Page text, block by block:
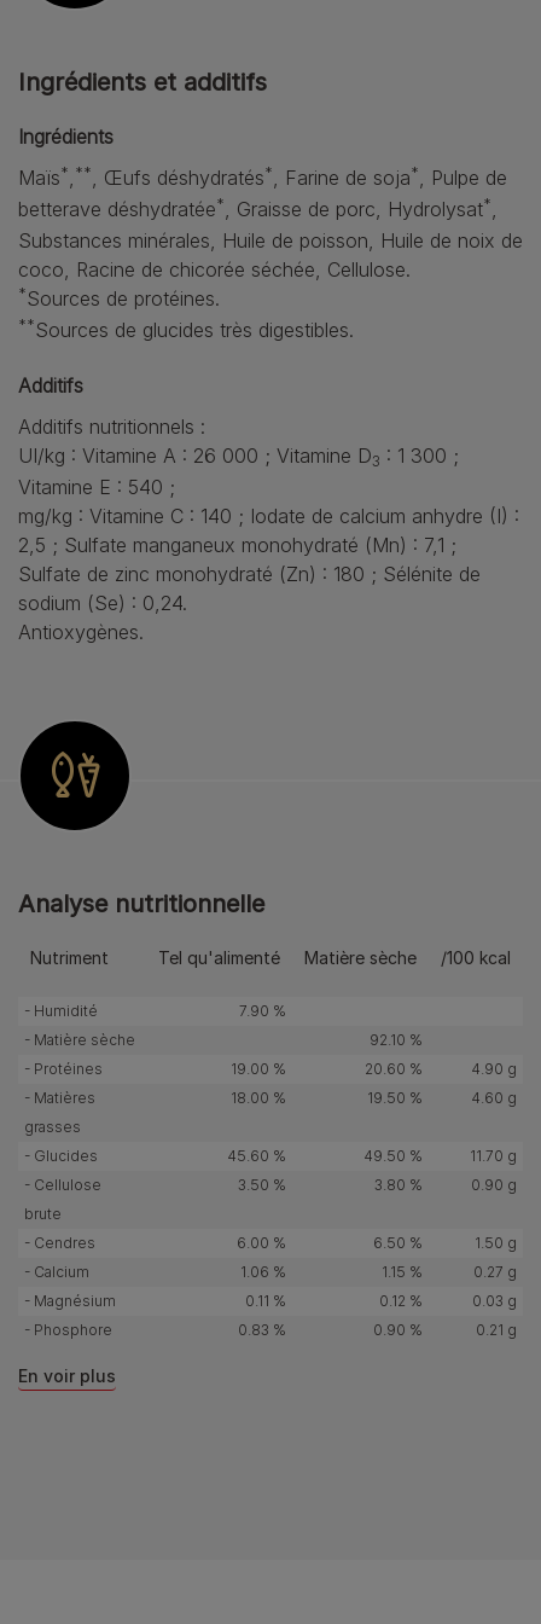
Ingrédients et additifs
Ingrédients
Maïs*, **, Œufs déshydratés*, Farine de soja*, Pulpe de
betterave déshydratée*, Graisse de porc, Hydrolysat*,
Substances minérales, Huile de poisson, Huile de noix de
coco, Racine de chicorée séchée, Cellulose.
*Sources de protéines.
**Sources de glucides très digestibles.
Additifs
Additifs nutritionnels :
UI/kg : Vitamine A : 26 000 ; Vitamine D3 : 1 300 ;
Vitamine E : 540 ;
mg/kg : Vitamine C : 140 ; Iodate de calcium anhydre (I) :
2,5 ; Sulfate manganeux monohydraté (Mn) : 7,1 ;
Sulfate de zinc monohydraté (Zn) : 180 ; Sélénite de
sodium (Se) : 0,24.
Antioxygènes.
Analyse nutritionnelle
Nutriment Tel qu'alimenté Matière sèche /100 kcal
- Humidité
7.90 %
- Matière sèche
92.10 %
- Protéines
19.00 % 20.60 %
4.90 g
- Matières
grasses
18.00 % 19.50 % 4.60 g
- Glucides 45.60 % 49.50 %
11.70 g
- Cellulose
brute
3.50 % 3.80 % 0.90 g
- Cendres 6.00 % 6.50 %
1.50 g
- Calcium
1.06 % 1.15 %
0.27 g
- Magnésium
0.11 % 0.12 %
0.03 g
- Phosphore
0.83 % 0.90 % 0.21 g
En voir plus